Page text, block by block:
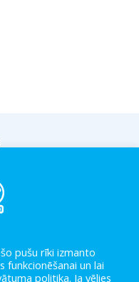
pušu rīki izmanto
funkcionēšanai un lai
politika. Ja vēlies